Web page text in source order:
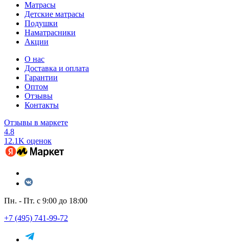
Матрасы
Детские матрасы
Подушки
Наматрасники
Акции
О нас
Доставка и оплата
Гарантии
Оптом
Отзывы
Контакты
Отзывы в маркете
4.8
12.1K оценок
Пн. - Пт. с 9:00 до 18:00
+7 (495) 741-99-72